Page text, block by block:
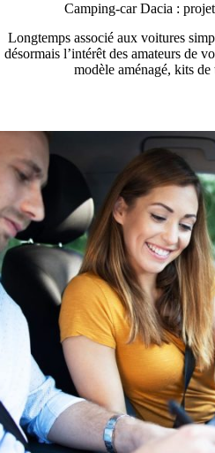
Camping-car Dacia :
Longtemps associé aux voitures
désormais l’intérêt des amateurs de
modèle aménagé, kits